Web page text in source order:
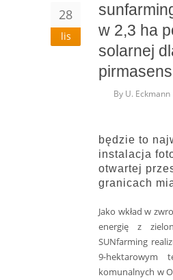
28
lis
w 2,3 ha
solarnej
pirmasens
By U. Eckmann
będzie to
instalacja
otwartej
granicach
Jako wkład w
energię z
SUNfarming
9-hektarowym
komunalnych w